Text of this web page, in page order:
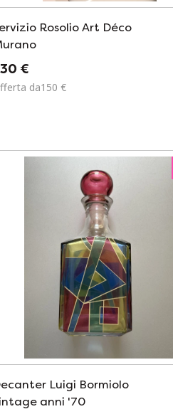
Rosolio Art Déco
€
da150 €
Luigi Bormiolo
anni '70